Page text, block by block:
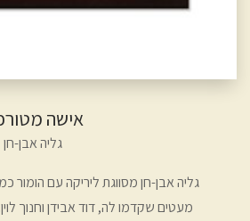
אישה
גליה אבן-חן
גליה אבן-חן מסווגת ליריקה עם
מעטים שקדמו לה, דוד אבידן וחנוך